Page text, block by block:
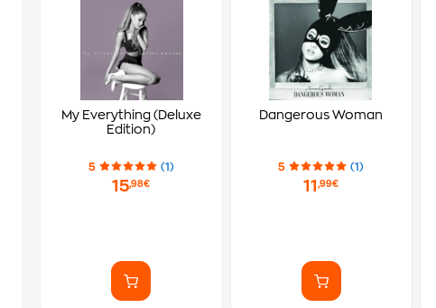
My Everything (Deluxe
Edition)
5 (1)
15,98€
Dangerous Woman
5 (1)
11,99€